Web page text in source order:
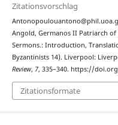
Zitationsvorschlag
Angold, Germanos II Patriarch of
Sermons.: Introduction,
Byzantinists 14). Liverpool:
Review, 7, 335–340. https://
Zitationsformate